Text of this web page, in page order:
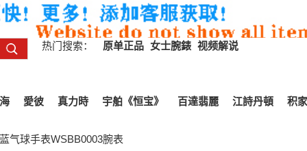
热门搜索： 原单正品 女士腕錶 视频解说
愛彼 真力時 宇舶《恒宝》 百達翡麗 江詩丹頓 积家
气球手表WSBB0003腕表